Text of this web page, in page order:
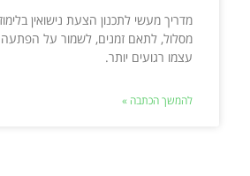
מדריך מעשי לתכנון הצעת נישואין
מסלול, לתאם זמנים, לשמור על הפתעה
עצמו רגועים יותר.
להמשך הכתבה »